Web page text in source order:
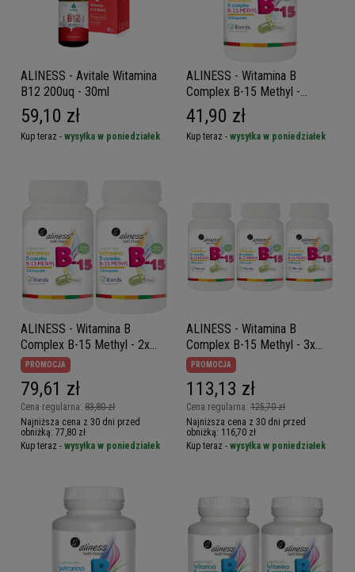
ALINESS - Avitale Witamina
B12 200uq - 30ml
59,10 zł
Kup teraz - wysyłka w poniedziałek
ALINESS - Witamina B
Complex B-15 Methyl -
100vcaps.
41,90 zł
Kup teraz - wysyłka w poniedziałek
ALINESS - Witamina B
Complex B-15 Methyl - 2x
100vcaps.
PROMOCJA
Cena regularna: 83,80 zł
79,61 zł
Najniższa cena z 30 dni przed
obniżką: 77,80 zł
Kup teraz - wysyłka w poniedziałek
ALINESS - Witamina B
Complex B-15 Methyl - 3x
100vcaps.
PROMOCJA
Cena regularna: 125,70 zł
113,13 zł
Najniższa cena z 30 dni przed
obniżką: 116,70 zł
Kup teraz - wysyłka w poniedziałek